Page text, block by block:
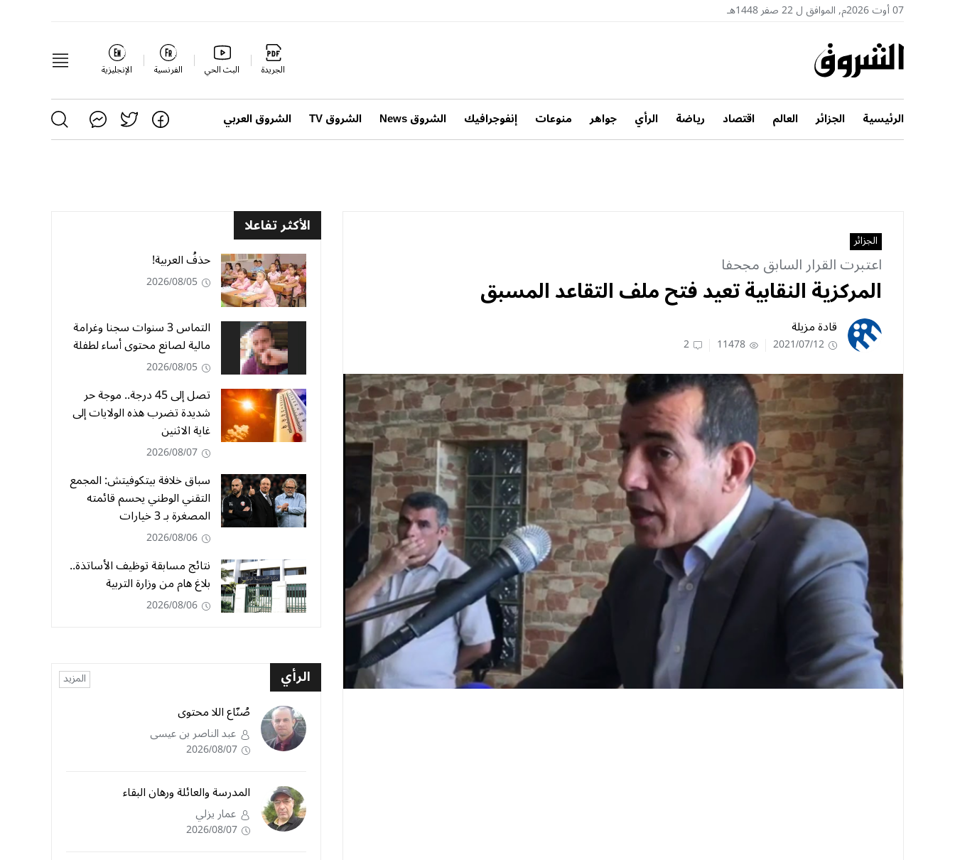
07 أوت 2026م, الموافق ل 22 صفر 1448هـ
الجريدة البث الحي الفرنسية الإنجليزية
الرئيسية الجزائر العالم اقتصاد رياضة الرأي جواهر منوعات إنفوجرافيك الشروق News الشروق TV الشروق العربي
الجزائر
اعتبرت القرار السابق مجحفا
المركزية النقابية تعيد فتح ملف التقاعد المسبق
قادة مزيلة
2021/07/12
11478
2
الأكثر تفاعلا
حذفُ العربية!
2026/08/05
التماس 3 سنوات سجنا وغرامة
مالية لصانع محتوى أساء لطفلة
2026/08/05
تصل إلى 45 درجة.. موجة حر
شديدة تضرب هذه الولايات إلى
غاية الاثنين
2026/08/07
سباق خلافة بيتكوفيتش: المجمع
التقني الوطني يحسم قائمته
المصغرة بـ 3 خيارات
2026/08/06
نتائج مسابقة توظيف الأساتذة..
بلاغ هام من وزارة التربية
2026/08/06
الرأي المزيد
صُنّاع اللا محتوى
عبد الناصر بن عيسى
2026/08/07
المدرسة والعائلة ورهان البقاء
عمار يزلي
2026/08/07